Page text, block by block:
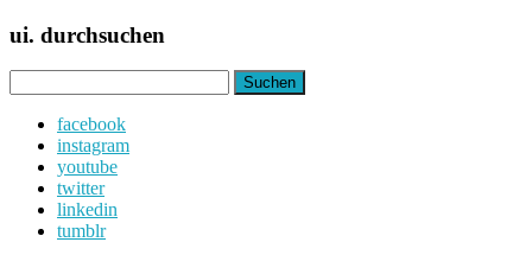
ui. durchsuchen
nach:
facebook
instagram
youtube
twitter
linkedin
tumblr